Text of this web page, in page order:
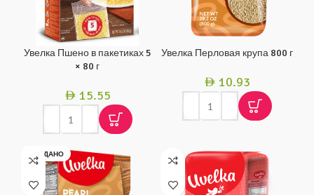
Увелка Пшено в пакетиках 5
× 80 г
AED 15.55
Увелка Перловая крупа 800 г
AED 10.93
ПРОДАНО